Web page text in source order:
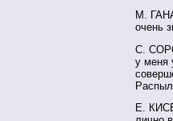
М.
очень
С.
у меня
Е.